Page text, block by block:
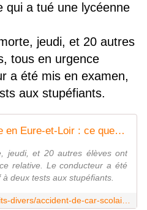
qui a tué une lycéenne
jeudi, et 20 autres
tous en urgence
a été mis en examen,
aux stupéfiants.
Accident de car scolaire en Eure-et-Loir : ce que l'on sait du drame qui a tué une lycéenne et blessé 20 élèves
jeudi, et 20 autres élèves ont
relative. Le conducteur a été
deux tests aux stupéfiants.